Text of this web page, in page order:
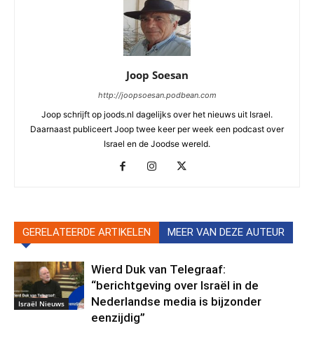
Joop Soesan
http://joopsoesan.podbean.com
Joop schrijft op joods.nl dagelijks over het nieuws uit Israel.
Daarnaast publiceert Joop twee keer per week een podcast over
Israel en de Joodse wereld.
GERELATEERDE ARTIKELEN MEER VAN DEZE AUTEUR
Israël Nieuws
Wierd Duk van Telegraaf:
“berichtgeving over Israël in de
Nederlandse media is bijzonder
eenzijdig”